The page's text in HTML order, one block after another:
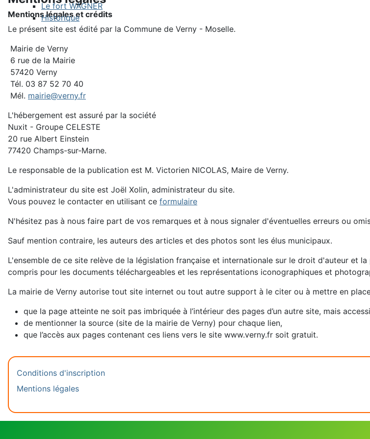
Le fort WAGNER
Historique
Mentions légales et crédits
Le présent site est édité par la Commune de Verny - Moselle.
Mairie de Verny
6 rue de la Mairie
57420 Verny
Tél. 03 87 52 70 40
Mél. mairie@verny.fr
L'hébergement est assuré par la société
Nuxit - Groupe CELESTE
20 rue Albert Einstein
77420 Champs-sur-Marne.
Le responsable de la publication est M. Victorien NICOLAS, Maire de Verny.
L'administrateur du site est Joël Xolin, administrateur du site.
Vous pouvez le contacter en utilisant ce formulaire
N'hésitez pas à nous faire part de vos remarques et à nous signaler d'éventuelles erreurs ou
Sauf mention contraire, les auteurs des articles et des photos sont les élus municipaux.
L'ensemble de ce site relève de la législation française et internationale sur le droit d'auteur et
compris pour les documents téléchargeables et les représentations iconographiques et
La mairie de Verny autorise tout site internet ou tout autre support à le citer ou à mettre en
que la page atteinte ne soit pas imbriquée à l’intérieur des pages d’un autre site, mais
de mentionner la source (site de la mairie de Verny) pour chaque lien,
que l’accès aux pages contenant ces liens vers le site www.verny.fr soit gratuit.
Conditions d'inscription
Mentions légales